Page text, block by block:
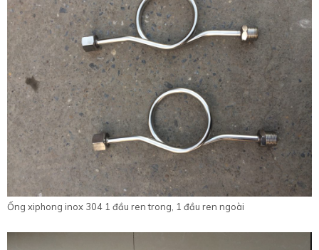
Ống xiphong inox 304 1 đầu ren trong, 1 đầu ren ngoài